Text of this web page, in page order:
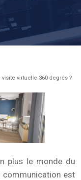
virtuelle 360 degrés ?
plus le monde du
communication est